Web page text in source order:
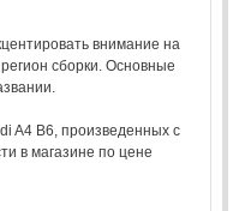
внимание на
сборки. Основные
A4 B6, произведенных с
в магазине по цене